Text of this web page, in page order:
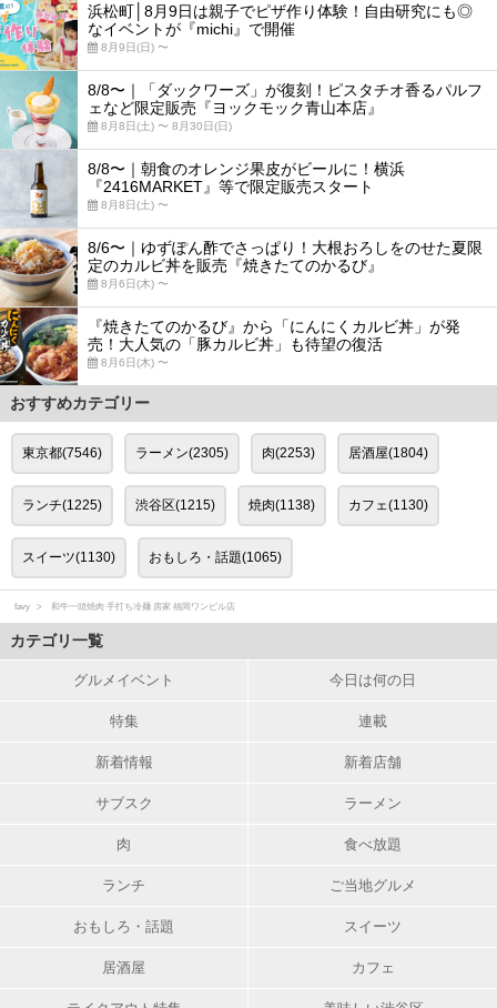
浜松町│8月9日は親子でピザ作り体験！自由研究にも◎
なイベントが『michi』で開催
8月9日(日) 〜
8/8〜｜「ダックワーズ」が復刻！ピスタチオ香るパルフ
ェなど限定販売『ヨックモック青山本店』
8月8日(土) 〜 8月30日(日)
8/8〜｜朝食のオレンジ果皮がビールに！横浜
『2416MARKET』等で限定販売スタート
8月8日(土) 〜
8/6〜｜ゆずぽん酢でさっぱり！大根おろしをのせた夏限
定のカルビ丼を販売『焼きたてのかるび』
8月6日(木) 〜
『焼きたてのかるび』から「にんにくカルビ丼」が発
売！大人気の「豚カルビ丼」も待望の復活
8月6日(木) 〜
おすすめカテゴリー
東京都(7546) ラーメン(2305) 肉(2253) 居酒屋(1804)
ランチ(1225) 渋谷区(1215) 焼肉(1138) カフェ(1130)
スイーツ(1130) おもしろ・話題(1065)
favy 和牛一頭焼肉 手打ち冷麺 房家 福岡ワンビル店
カテゴリ一覧
グルメイベント 今日は何の日
特集 連載
新着情報 新着店舗
サブスク ラーメン
肉 食べ放題
ランチ ご当地グルメ
おもしろ・話題 スイーツ
居酒屋 カフェ